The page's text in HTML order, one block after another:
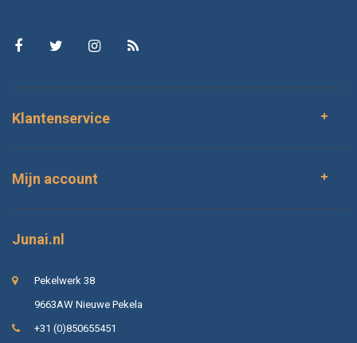
Klantenservice
Mijn account
Junai.nl
Pekelwerk 38
9663AW Nieuwe Pekela
+31 (0)850655451